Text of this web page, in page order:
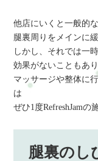
他店にいくと一般的
腿裏周りをメインに
しかし、それでは一
効果がないこともあり
マッサージや整体に
は
ぜひ1度RefreshJam
腿裏のし